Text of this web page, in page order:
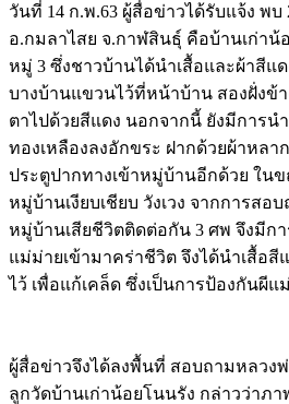
วันที่ 14 ก.พ.63 ผู้สื่อข่าวได้รับแจ้ง พบ
อ.กมลาไสย จ.กาฬสินธุ์ คือบ้านเก่าน้
หมู่ 3 ซึ่งชาวบ้านได้นำเสื้อและผ้าสีแ
บางบ้านแขวนไว้ที่หน้าบ้าน สองฝั่งข้
ตาไปด้วยสีแดง นอกจากนี้ ยังมีการน
ทองเหลืองลงอักขระ ฝากด้วยผ้าหลา
ประตูปากทางเข้าหมู่บ้านอีกด้วย ใน
หมู่บ้านเงียบเชียบ วังเวง จากการสอ
หมู่บ้านเสียชีวิตติดต่อกัน 3 ศพ จึงมีก
แม่ม่ายเข้ามาคร่าชีวิต จึงได้นำเสื้อ
ไว้ เพื่อแก้เคล็ด ซึ่งเป็นการป้องกันผี
ผู้สื่อข่าวจึงได้ลงพื้นที่ สอบถามหลวง
ลูกวัดบ้านเก่าน้อยโนนรัง กล่าวว่าภ